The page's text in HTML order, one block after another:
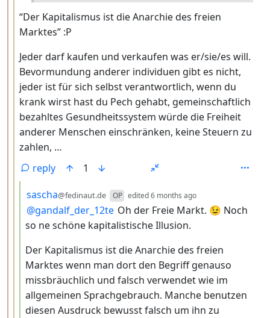
“Der Kapitalismus ist die Anarchie des freien
Marktes” :P
Jeder darf kaufen und verkaufen was er/sie/es will.
Bevormundung anderer individuen gibt es nicht,
jeder ist für sich selbst verantwortlich, wenn du
krank wirst hast du Pech gehabt, gemeinschaftlich
bezahltes Gesundheitssystem würde die Freiheit
anderer Menschen einschränken, keine Steuern zu
zahlen, …
reply
1
by
sascha@fedinaut.de OP edited6 months ago
@gandalf_der_12te Oh der Freie Markt. 😉 Noch
so ne schöne kapitalistische Illusion.
Der Kapitalismus ist die Anarchie des freien
Marktes wenn man dort den Begriff genauso
missbräuchlich und falsch verwendet wie im
allgemeinen Sprachgebrauch. Manche benutzen
diesen Ausdruck bewusst falsch um ihn zu